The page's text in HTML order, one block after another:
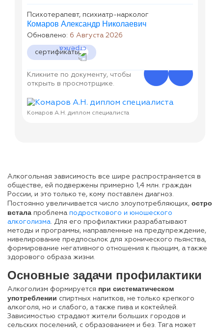
Психотерапевт, психиатр-нарколог
Комаров Александр Николаевич
Обновлено: 6 Августа 2026
сертификаты
Кликните по документу, чтобы
открыть в просмотрщике.
Комаров А.Н. диплом специалиста
Алкогольная зависимость все шире распространяется в
обществе, ей подвержены примерно 1,4 млн. граждан
России, и это только те, кому поставлен диагноз.
Постоянно увеличивается число злоупотребляющих, остро
встала проблема подросткового и юношеского
алкоголизма. Для его профилактики разрабатывают
методы и программы, направленные на предупреждение,
нивелирование предпосылок для хронического пьянства,
формирование негативного отношения к пьющим, а также
здорового образа жизни.
Основные задачи профилактики
Алкоголизм формируется при систематическом
употреблении спиртных напитков, не только крепкого
алкоголя, но и слабого, а также пива и коктейлей.
Зависимостью страдают жители больших городов и
сельских поселений, с образованием и без. Тяга может